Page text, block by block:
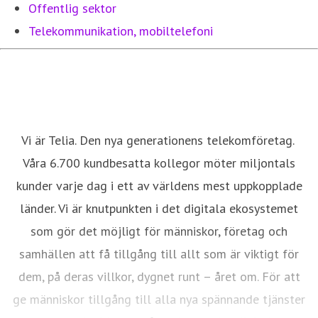
Offentlig sektor
Telekommunikation, mobiltelefoni
Vi är Telia. Den nya generationens telekomföretag.
Våra 6.700 kundbesatta kollegor möter miljontals
kunder varje dag i ett av världens mest uppkopplade
länder. Vi är knutpunkten i det digitala ekosystemet
som gör det möjligt för människor, företag och
samhällen att få tillgång till allt som är viktigt för
dem, på deras villkor, dygnet runt – året om. För att
ge människor tillgång till alla nya spännande tjänster